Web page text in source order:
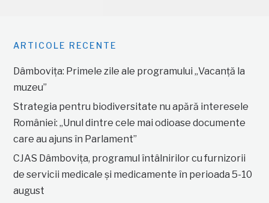
ARTICOLE RECENTE
Dâmbovița: Primele zile ale programului „Vacanță la
muzeu”
Strategia pentru biodiversitate nu apără interesele
României: „Unul dintre cele mai odioase documente
care au ajuns în Parlament”
CJAS Dâmbovița, programul întâlnirilor cu furnizorii
de servicii medicale și medicamente în perioada 5-10
august